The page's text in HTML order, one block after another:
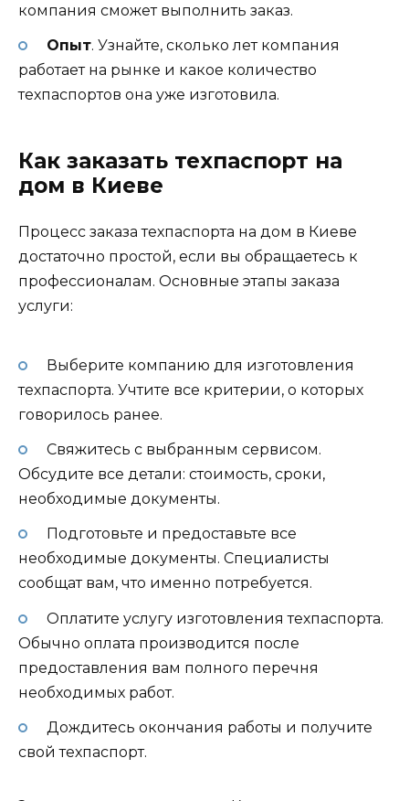
компания сможет выполнить заказ.
Опыт. Узнайте, сколько лет компания
работает на рынке и какое количество
техпаспортов она уже изготовила.
Как заказать техпаспорт на
дом в Киеве
Процесс заказа техпаспорта на дом в Киеве
достаточно простой, если вы обращаетесь к
профессионалам. Основные этапы заказа
услуги:
Выберите компанию для изготовления
техпаспорта. Учтите все критерии, о которых
говорилось ранее.
Свяжитесь с выбранным сервисом.
Обсудите все детали: стоимость, сроки,
необходимые документы.
Подготовьте и предоставьте все
необходимые документы. Специалисты
сообщат вам, что именно потребуется.
Оплатите услугу изготовления техпаспорта.
Обычно оплата производится после
предоставления вам полного перечня
необходимых работ.
Дождитесь окончания работы и получите
свой техпаспорт.